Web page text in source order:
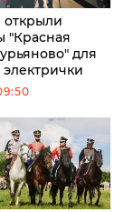
"Красная
для